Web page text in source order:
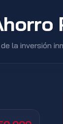
la inversión